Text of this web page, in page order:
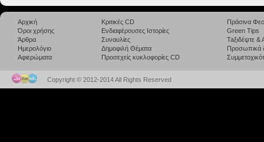
Αρχική
Όροι χρήσης
Άρθρα
Ημερολόγιο
Αφιερώματα
Κριτικές CD
Ενδιαφέρουσες Ιστορίες
Συναυλίες
Δημοφιλή Θέματα
Προσεχείς κυκλοφορίες CD
Πράσινα
Green Tips
Taξιδέψτε
Προσωπικά
Copyright © 2012-2014 All Rights Reserved